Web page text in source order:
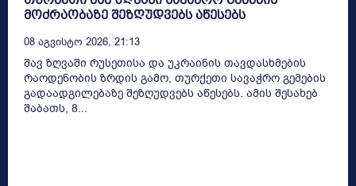
მოძრაობაზე შეზღუდვებს აწესებს
08 Აგვისტო 2026, 21:13
შავ ზღვაში რუსეთისა და უკრაინის თავდასხმების
რაოდენობის ზრდის გამო, თურქეთი სავაჭრო გემების
გადაადგილებაზე შეზღუდვებს აწესებს. ამის შესახებ
შაბათს, 8...